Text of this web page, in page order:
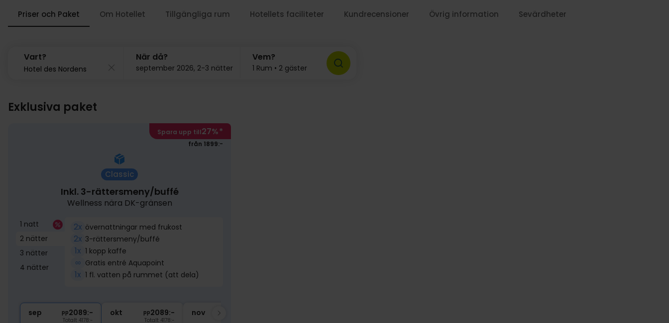
649:-
Priser och Paket Om Hotellet Tillgängliga rum Hotellets faciliteter Kundrecensioner Övrig information Sevärdheter
Vart? När då?
september 2026, 2-3 nätter
Vem?
1 Rum • 2 gäster
Exklusiva paket
Spara upp till27%*
från 1899:-
Classic
Inkl. 3-rättersmeny/buffé
Wellness nära DK-gränsen
1 natt
2 nätter
3 nätter
4 nätter
2x övernattningar med frukost
2x 3-rättersmeny/buffé
1x 1 kopp kaffe
∞ Gratis entré Aquapoint
1x 1 fl. vatten på rummet (att dela)
sep pp2089:-
Totalt 4178:-
okt pp2089:-
Totalt 4178:-
nov